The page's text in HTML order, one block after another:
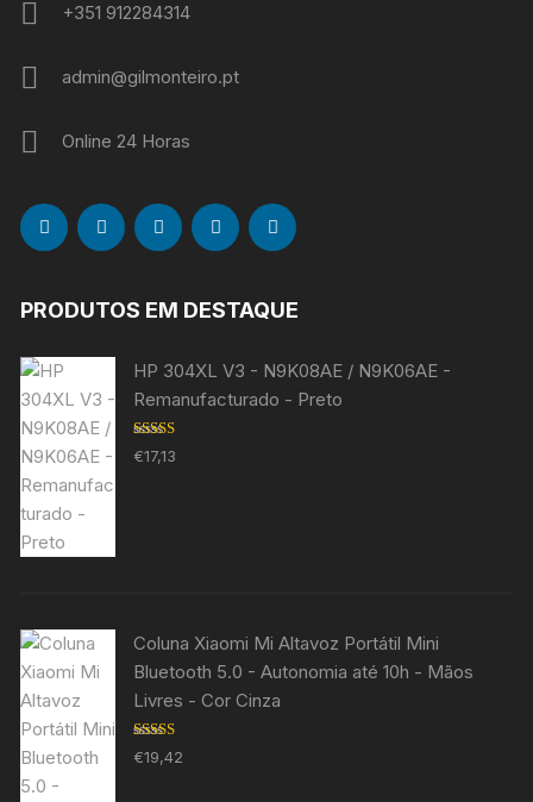
+351 912284314
admin@gilmonteiro.pt
Online 24 Horas
PRODUTOS EM DESTAQUE
HP 304XL V3 - N9K08AE / N9K06AE -
Remanufacturado - Preto
Avaliação
5.00 de 5
€17,13
Coluna Xiaomi Mi Altavoz Portátil Mini
Bluetooth 5.0 - Autonomia até 10h - Mãos
Livres - Cor Cinza
Avaliação
5.00de 5
€19,42